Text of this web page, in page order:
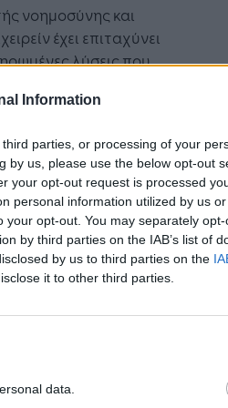
Information
parties, or processing of your
by us, please use the below opt-out
your opt-out request is processed
personal information utilized by us
opt-out. You may separately
by third parties on the IAB’s list of
by us to third parties on the
it to other third parties.
data.
νοημοσύνης και
έχει επιταχύνει
λύσεις που
cloud.
η τεχνητή
workloads, η HPE
αξιοποιεί τη
IT, με πλήρη
συνδετικού ρόλου
to-cloud
σ’ ένα AI-native